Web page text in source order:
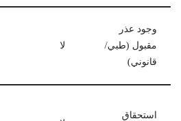
وجود عذر
مقبول (طبي/
قانوني)
لا
استحقاق